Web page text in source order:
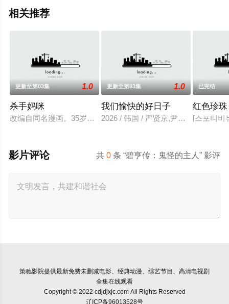
相关推荐
更新至第03集 1.0
杀手妈咪
改编自同名漫画。35岁的俞宝娜过着相夫教子的普通生活。表
更新至第93集 1.0
我们愉快的好日子
2026 / 韩国 / 严贤京,尹仲勋,申正允,
已完结
红色珍珠
[스포티비
共0 条 “碧亨传：鬼怪的主人” 影评
影片评论
策驰影院提供最新免费未删减电影、经典动漫、综艺节目、高清电视剧
全集在线观看
Copyright © 2022 cdjdjxjc.com All Rights Reserved
辽ICP备96013528号